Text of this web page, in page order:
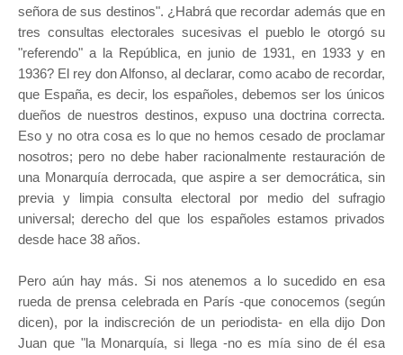
señora de sus destinos". ¿Habrá que recordar además que en
tres consultas electorales sucesivas el pueblo le otorgó su
"referendo" a la República, en junio de 1931, en 1933 y en
1936? El rey don Alfonso, al declarar, como acabo de recordar,
que España, es decir, los españoles, debemos ser los únicos
dueños de nuestros destinos, expuso una doctrina correcta.
Eso y no otra cosa es lo que no hemos cesado de proclamar
nosotros; pero no debe haber racionalmente restauración de
una Monarquía derrocada, que aspire a ser democrática, sin
previa y limpia consulta electoral por medio del sufragio
universal; derecho del que los españoles estamos privados
desde hace 38 años.
Pero aún hay más. Si nos atenemos a lo sucedido en esa
rueda de prensa celebrada en París -que conocemos (según
dicen), por la indiscreción de un periodista- en ella dijo Don
Juan que "la Monarquía, si llega -no es mía sino de él esa